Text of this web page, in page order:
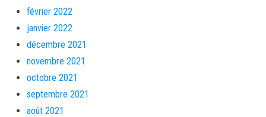
février 2022
janvier 2022
décembre 2021
novembre 2021
octobre 2021
septembre 2021
août 2021